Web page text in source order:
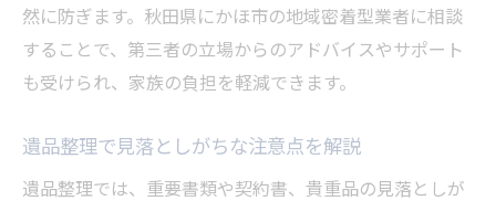
然に防ぎます。秋田県にかほ市の地域密着型業者に相談
することで、第三者の立場からのアドバイスやサポート
も受けられ、家族の負担を軽減できます。
遺品整理で見落としがちな注意点を解説
遺品整理では、重要書類や契約書、貴重品の見落としが